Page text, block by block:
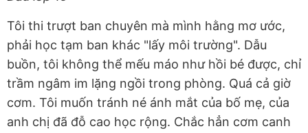
Tôi thi trượt ban chuyên mà mình hằng mơ ước,
phải học tạm ban khác "lấy môi trường". Dẫu
buồn, tôi không thể mếu máo như hồi bé được, chỉ
trầm ngâm im lặng ngồi trong phòng. Quá cả giờ
cơm. Tôi muốn tránh né ánh mắt của bố mẹ, của
anh chị đã đỗ cao học rộng. Chắc hẳn cơm canh